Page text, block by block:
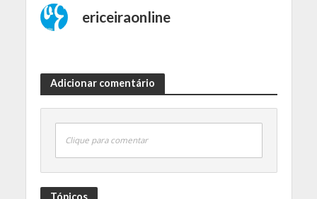
ericeiraonline
Adicionar comentário
Clique para comentar
Tópicos